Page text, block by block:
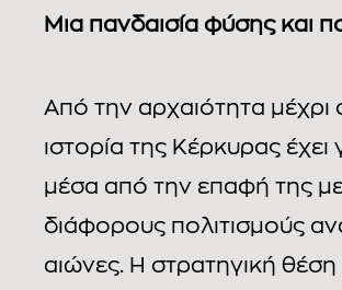
Μια πανδαισία φύσης και
Από την αρχαιότητα μέχρι
ιστορία της Κέρκυρας έχει
μέσα από την επαφή της
διάφορους πολιτισμούς
αιώνες. Η στρατηγική θέση